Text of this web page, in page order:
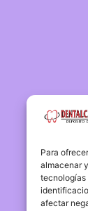
Para
almacenar
tecnologías
afectar